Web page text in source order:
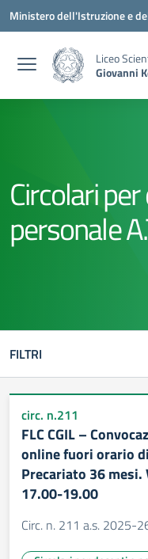
Vai ai contenuti
Vai al menu di navigazione
Vai al footer
Ministero dell'Istruzione e
Liceo
Giovanni
Circolari
personale
FILTRI
circ. n.211
FLC CGIL –
online fuori orario
Precariato 36
17.00-19.00
Circ. n. 211 a.s. 2025-